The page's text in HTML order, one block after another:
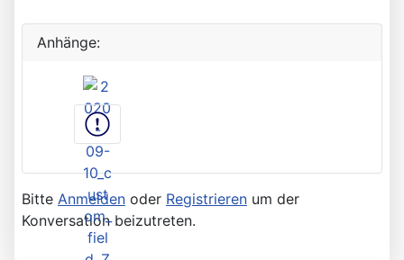
Anhänge:
Bitte Anmelden oder Registrieren um der
Konversation beizutreten.